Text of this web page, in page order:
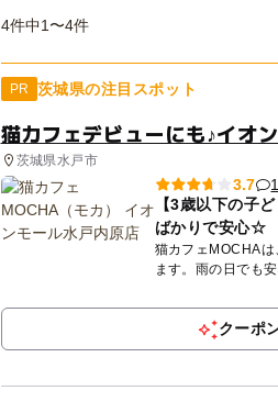
4件中1〜4件
PR 茨城県の注目スポット
猫カフェデビューにも♪イオ
茨城県水戸市
3.7
【3歳以下の子
ばかりで安心☆
猫カフェMOCHA
ます。雨の日でも
ん幸せなことが...
クーポ